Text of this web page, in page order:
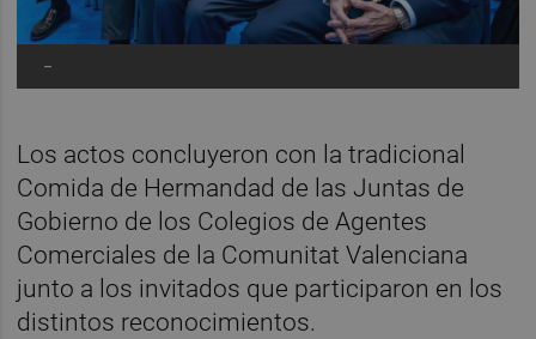
-
Los actos concluyeron con la tradicional
Comida de Hermandad de las Juntas de
Gobierno de los Colegios de Agentes
Comerciales de la Comunitat Valenciana
junto a los invitados que participaron en los
distintos reconocimientos.